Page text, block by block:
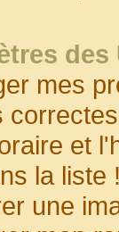
mes
et
la liste
une